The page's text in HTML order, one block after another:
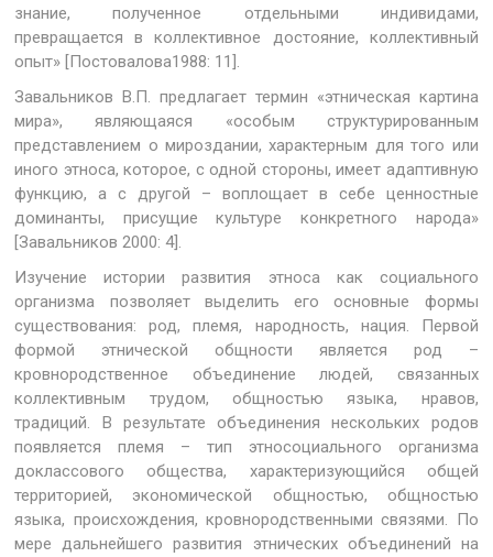
знание, полученное отдельными индивидами,
превращается в коллективное достояние, коллективный
опыт» [Постовалова1988: 11].
Завальников В.П. предлагает термин «этническая картина
мира», являющаяся «особым структурированным
представлением о мироздании, характерным для того или
иного этноса, которое, с одной стороны, имеет адаптивную
функцию, а с другой – воплощает в себе ценностные
доминанты, присущие культуре конкретного народа»
[Завальников 2000: 4].
Изучение истории развития этноса как социального
организма позволяет выделить его основные формы
существования: род, племя, народность, нация. Первой
формой этнической общности является род –
кровнородственное объединение людей, связанных
коллективным трудом, общностью языка, нравов,
традиций. В результате объединения нескольких родов
появляется племя – тип этносоциального организма
доклассового общества, характеризующийся общей
территорией, экономической общностью, общностью
языка, происхождения, кровнородственными связями. По
мере дальнейшего развития этнических объединений на